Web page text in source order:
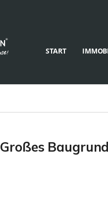
START
Großes